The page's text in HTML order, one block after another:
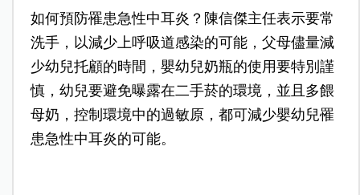
如何預防罹患急性中耳炎？陳信傑主任表示要常
洗手，以減少上呼吸道感染的可能，父母儘量減
少幼兒托顧的時間，嬰幼兒奶瓶的使用要特別謹
慎，幼兒要避免曝露在二手菸的環境，並且多餵
母奶，控制環境中的過敏原，都可減少嬰幼兒罹
患急性中耳炎的可能。